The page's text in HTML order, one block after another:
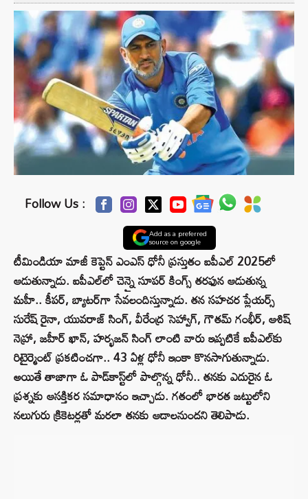
Follow Us :
Add as a preferred
source on google
టీమిండియా మాజీ కెప్టెన్ ఎంఎస్ ధోనీ ప్రస్తుతం ఐపీఎల్ 2025లో
ఆడుతున్నాడు. ఐపీఎల్‌లో చెన్నై సూపర్ కింగ్స్ తరఫున ఆడుతున్న
మహీ.. కీపర్, బ్యాటర్‌గా సేవలందిస్తున్నాడు. తన సహచర ప్లేయర్స్
సురేష్ రైనా, యువరాజ్ సింగ్, వీరేంద్ర సెహ్వాగ్‌, గౌతమ్ గంభీర్, ఆశిష్
నెహ్రా, జహీర్ ఖాన్, హర్భజన్ సింగ్ లాంటి వారు ఇప్పటికే ఐపీఎల్‌కు
రిటైర్మెంట్ ప్రకటించగా.. 43 ఏళ్ల ధోనీ ఇంకా కొనసాగుతున్నాడు.
అయితే తాజాగా ఓ పాడ్‌కాస్ట్‌లో పాల్గొన్న ధోనీ.. తనకు ఎదురైన ఓ
ప్రశ్నకు ఆసక్తికర సమాధానం ఇచ్చాడు. గతంలో భారత జట్టులోని
నలుగురు క్రికెటర్లతో మరలా తనకు ఆడాలనుందని తెలిపాడు.